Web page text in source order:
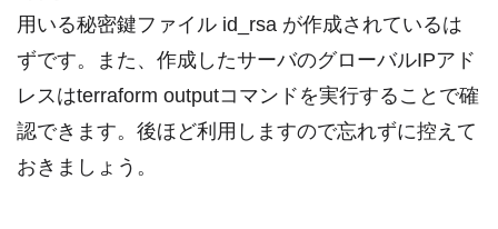
用いる秘密鍵ファイル id_rsa が作成されているは
ずです。また、作成したサーバのグローバルIPアド
レスはterraform outputコマンドを実行することで確
認できます。後ほど利用しますので忘れずに控えて
おきましょう。